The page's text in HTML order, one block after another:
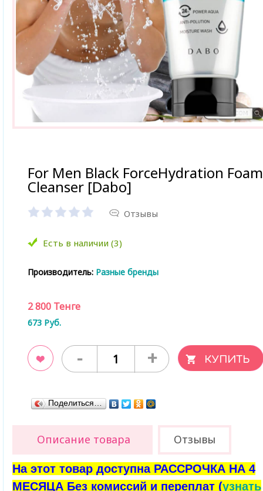
For Men Black ForceHydration Foam
Cleanser [Dabo]
Отзывы
Есть в наличии (3)
Производитель: Разные бренды
2 800 Тенге
673 Руб.
- +
Поделиться…
Описание товара Отзывы
На этот товар доступна РАССРОЧКА НА 4
МЕСЯЦА Без комиссий и переплат (узнать